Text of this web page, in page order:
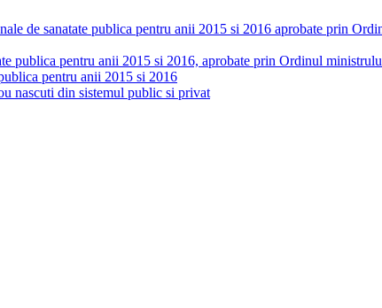
de sanatate publica pentru anii 2015 si 2016 aprobate prin
publica pentru anii 2015 si 2016, aprobate prin Ordinul
pentru anii 2015 si 2016
nascuti din sistemul public si privat